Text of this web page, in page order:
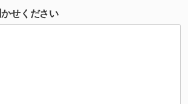
せください